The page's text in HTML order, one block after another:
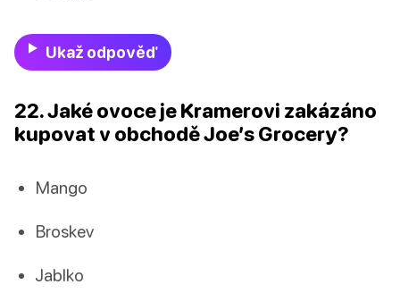
Ukaž odpověď
22. Jaké ovoce je Kramerovi zakázáno
kupovat v obchodě Joe’s Grocery?
Mango
Broskev
Jablko